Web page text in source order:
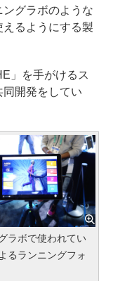
グラボのような
るようにする製
」を手がけるス
開発をしてい
ラボで使われてい
るランニングフォ